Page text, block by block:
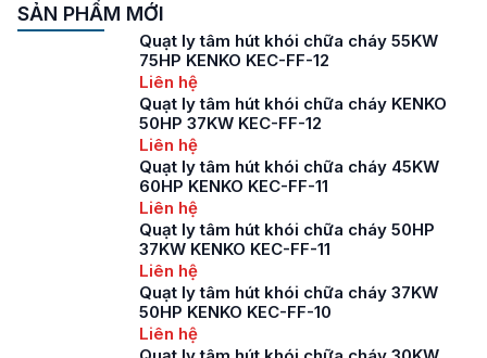
SẢN PHẨM MỚI
Quạt ly tâm hút khói chữa cháy 55KW
75HP KENKO KEC-FF-12
Liên hệ
Quạt ly tâm hút khói chữa cháy KENKO
50HP 37KW KEC-FF-12
Liên hệ
Quạt ly tâm hút khói chữa cháy 45KW
60HP KENKO KEC-FF-11
Liên hệ
Quạt ly tâm hút khói chữa cháy 50HP
37KW KENKO KEC-FF-11
Liên hệ
Quạt ly tâm hút khói chữa cháy 37KW
50HP KENKO KEC-FF-10
Liên hệ